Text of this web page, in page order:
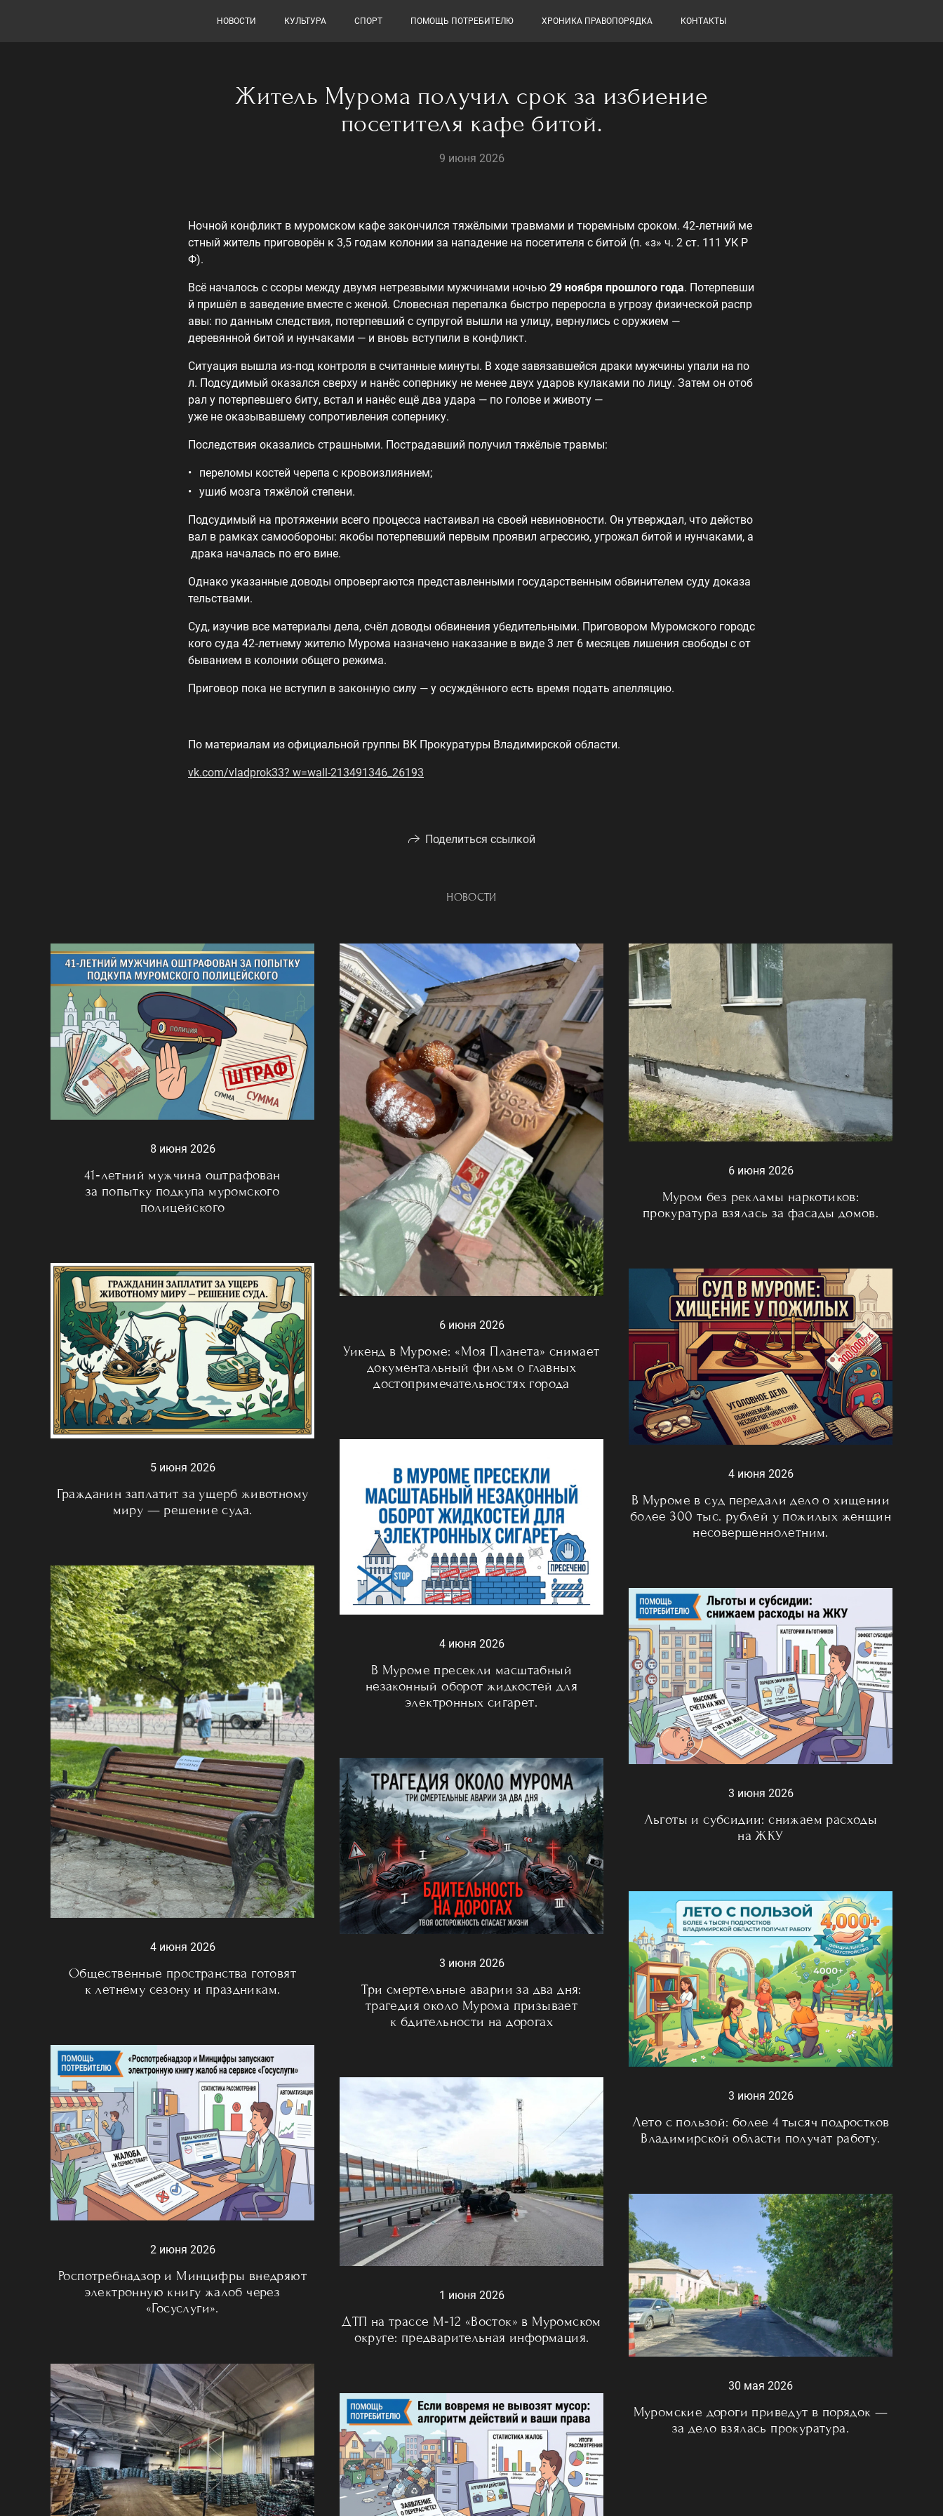
НОВОСТИ КУЛЬТУРА СПОРТ ПОМОЩЬ ПОТРЕБИТЕЛЮ ХРОНИКА ПРАВОПОРЯДКА КОНТАКТЫ
Житель Мурома получил срок за избиение
посетителя кафе битой.
9 июня 2026
Ночной конфликт в муромском кафе закончился тяжёлыми травмами и тюремным сроком. 42‑летний ме
стный житель приговорён к 3,5 годам колонии за нападение на посетителя с битой (п. «з» ч. 2 ст. 111 УК Р
Ф).
Всё началось с ссоры между двумя нетрезвыми мужчинами ночью 29 ноября прошлого года. Потерпевши
й пришёл в заведение вместе с женой. Словесная перепалка быстро переросла в угрозу физической распр
авы: по данным следствия, потерпевший с супругой вышли на улицу, вернулись с оружием —
деревянной битой и нунчаками — и вновь вступили в конфликт.
Ситуация вышла из‑под контроля в считанные минуты. В ходе завязавшейся драки мужчины упали на по
л. Подсудимый оказался сверху и нанёс сопернику не менее двух ударов кулаками по лицу. Затем он отоб
рал у потерпевшего биту, встал и нанёс ещё два удара — по голове и животу —
уже не оказывавшему сопротивления сопернику.
Последствия оказались страшными. Пострадавший получил тяжёлые травмы:
переломы костей черепа с кровоизлиянием;
ушиб мозга тяжёлой степени.
Подсудимый на протяжении всего процесса настаивал на своей невиновности. Он утверждал, что действо
вал в рамках самообороны: якобы потерпевший первым проявил агрессию, угрожал битой и нунчаками, а
драка началась по его вине.
Однако указанные доводы опровергаются представленными государственным обвинителем суду доказа
тельствами.
Суд, изучив все материалы дела, счёл доводы обвинения убедительными. Приговором Муромского городс
кого суда 42‑летнему жителю Мурома назначено наказание в виде 3 лет 6 месяцев лишения свободы с от
быванием в колонии общего режима.
Приговор пока не вступил в законную силу — у осуждённого есть время подать апелляцию.
По материалам из официальной группы ВК Прокуратуры Владимирской области.
vk.com/vladprok33? w=wall-213491346_26193
Поделиться ссылкой
НОВОСТИ
8 июня 2026
41‑летний мужчина оштрафован
за попытку подкупа муромского
полицейского
6 июня 2026
Уикенд в Муроме: «Моя Планета» снимает
документальный фильм о главных
достопримечательностях города
6 июня 2026
Муром без рекламы наркотиков:
прокуратура взялась за фасады домов.
5 июня 2026
Гражданин заплатит за ущерб животному
миру — решение суда.
4 июня 2026
В Муроме в суд передали дело о хищении
более 300 тыс. рублей у пожилых женщин
несовершеннолетним.
4 июня 2026
В Муроме пресекли масштабный
незаконный оборот жидкостей для
электронных сигарет.
4 июня 2026
Общественные пространства готовят
к летнему сезону и праздникам.
3 июня 2026
Льготы и субсидии: снижаем расходы
на ЖКУ
3 июня 2026
Три смертельные аварии за два дня:
трагедия около Мурома призывает
к бдительности на дорогах
3 июня 2026
Лето с пользой: более 4 тысяч подростков
Владимирской области получат работу.
2 июня 2026
Роспотребнадзор и Минцифры внедряют
электронную книгу жалоб через
«Госуслуги».
1 июня 2026
ДТП на трассе М‑12 «Восток» в Муромском
округе: предварительная информация.
30 мая 2026
Муромские дороги приведут в порядок —
за дело взялась прокуратура.